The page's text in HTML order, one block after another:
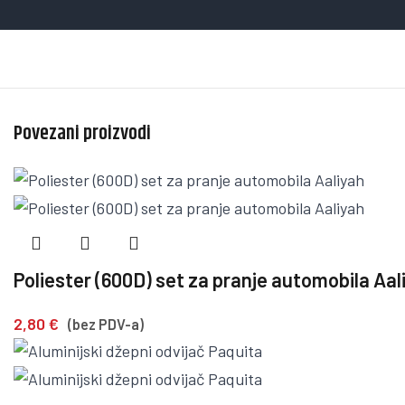
Povezani proizvodi
Poliester (600D) set za pranje automobila
2,80€ (bez PDV-a)